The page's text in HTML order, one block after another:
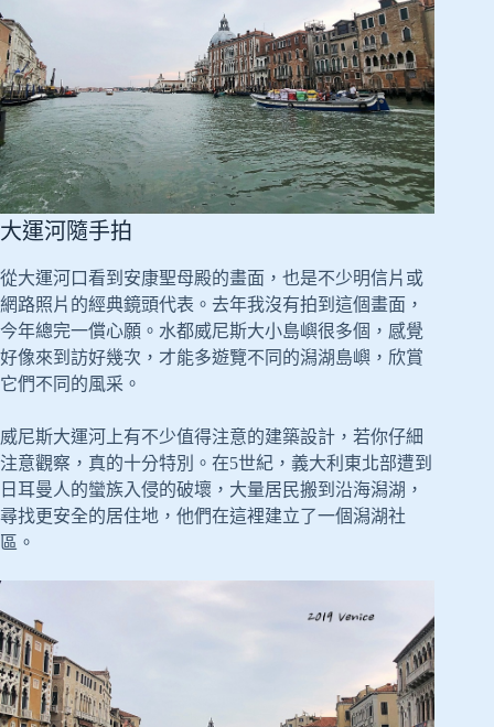
大運河隨手拍
從大運河口看到安康聖母殿的畫面，也是不少明信片或
網路照片的經典鏡頭代表。去年我沒有拍到這個畫面，
今年總完一償心願。水都威尼斯大小島嶼很多個，感覺
好像來到訪好幾次，才能多遊覽不同的潟湖島嶼，欣賞
它們不同的風采。
威尼斯大運河上有不少值得注意的建築設計，若你仔細
注意觀察，真的十分特別。在5世紀，義大利東北部遭到
日耳曼人的蠻族入侵的破壞，大量居民搬到沿海潟湖，
尋找更安全的居住地，他們在這裡建立了一個潟湖社
區。